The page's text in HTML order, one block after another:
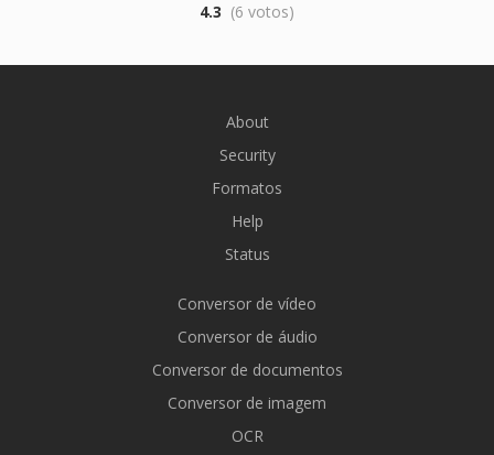
4.3 (6 votos)
About
Security
Formatos
Help
Status
Conversor de vídeo
Conversor de áudio
Conversor de documentos
Conversor de imagem
OCR